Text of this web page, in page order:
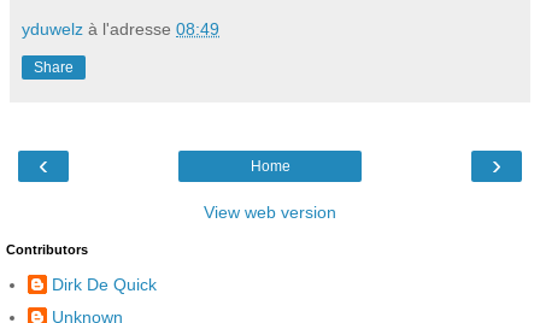
yduwelz à l'adresse 08:49
Share
‹ ›
Home
View web version
Contributors
Dirk De Quick
Unknown